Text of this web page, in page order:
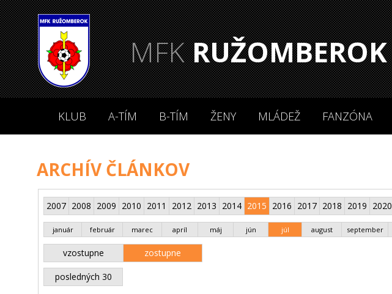
MFKRUŽOMBEROK
KLUB A-TÍM B-TÍM ŽENY MLÁDEŽ FANZÓNA
ARCHÍV ČLÁNKOV
2007 2008 2009 2010 2011 2012 2013 2014 2015 2016 2017 2018 2019 2020
január február marec apríl máj jún júl august september
vzostupne zostupne
posledných 30